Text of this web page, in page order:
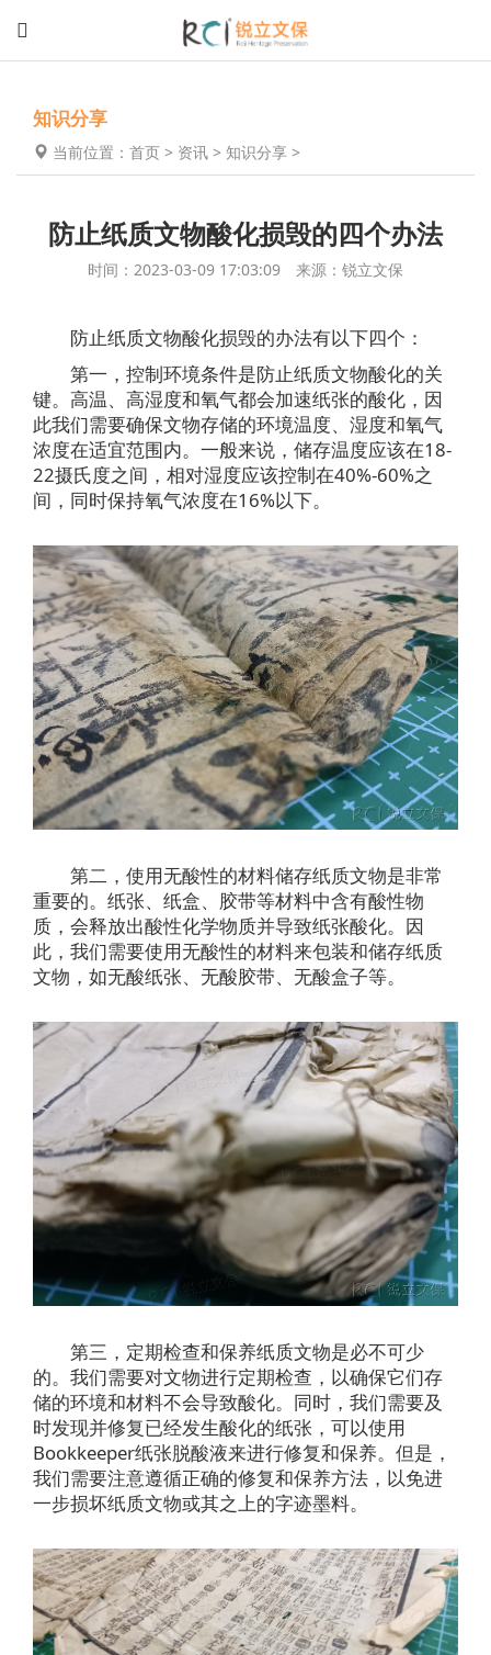
知识分享
当前位置： 首页 > 资讯 > 知识分享 >
防止纸质文物酸化损毁的四个办法
时间：2023-03-09 17:03:09 来源：锐立文保
防止纸质文物酸化损毁的办法有以下四个：
第一，控制环境条件是防止纸质文物酸化的关
键。高温、高湿度和氧气都会加速纸张的酸化，因
此我们需要确保文物存储的环境温度、湿度和氧气
浓度在适宜范围内。一般来说，储存温度应该在18-
22摄氏度之间，相对湿度应该控制在40%-60%之
间，同时保持氧气浓度在16%以下。
第二，使用无酸性的材料储存纸质文物是非常
重要的。纸张、纸盒、胶带等材料中含有酸性物
质，会释放出酸性化学物质并导致纸张酸化。因
此，我们需要使用无酸性的材料来包装和储存纸质
文物，如无酸纸张、无酸胶带、无酸盒子等。
第三，定期检查和保养纸质文物是必不可少
的。我们需要对文物进行定期检查，以确保它们存
储的环境和材料不会导致酸化。同时，我们需要及
时发现并修复已经发生酸化的纸张，可以使用
Bookkeeper纸张脱酸液来进行修复和保养。但是，
我们需要注意遵循正确的修复和保养方法，以免进
一步损坏纸质文物或其之上的字迹墨料。